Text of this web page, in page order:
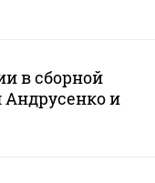
в сборной
Андрусенко и